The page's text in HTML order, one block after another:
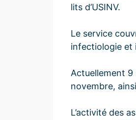
lits d’USINV.
Le service
infectiologie et
Actuellement 9
novembre,
L’activité des